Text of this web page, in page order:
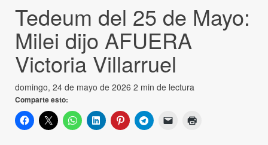
Tedeum del 25 de Mayo:
Milei dijo AFUERA
Victoria Villarruel
domingo, 24 de mayo de 2026 2 min de lectura
Comparte esto: